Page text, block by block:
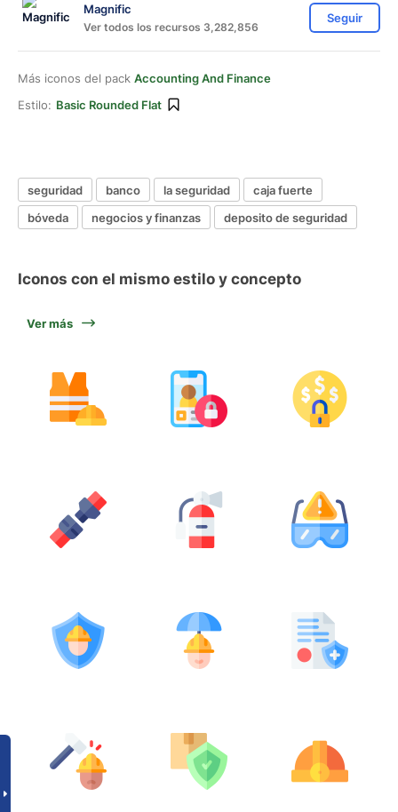
Magnific
Ver todos los recursos 3,282,856
Seguir
Más iconos del pack Accounting And Finance
Estilo: Basic Rounded Flat
seguridad banco la seguridad
caja fuerte
bóveda
negocios y finanzas deposito de seguridad
Iconos con el mismo estilo y concepto
Ver más